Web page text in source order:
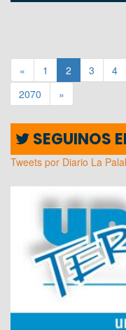
« 1 2 3 4
2070
»
SEGUINOS
Tweets por Diario La